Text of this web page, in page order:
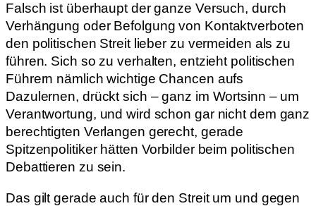
Falsch ist überhaupt der ganze Versuch, durch
Verhängung oder Befolgung von Kontaktverboten
den politischen Streit lieber zu vermeiden als zu
führen. Sich so zu verhalten, entzieht politischen
Führern nämlich wichtige Chancen aufs
Dazulernen, drückt sich – ganz im Wortsinn – um
Verantwortung, und wird schon gar nicht dem ganz
berechtigten Verlangen gerecht, gerade
Spitzenpolitiker hätten Vorbilder beim politischen
Debattieren zu sein.
Das gilt gerade auch für den Streit um und gegen